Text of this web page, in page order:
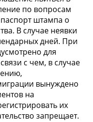
по вопросам
штампа о
В случае неявки
дней. При
для
с чем, в случае
вынуждено
на
их
запрещает.